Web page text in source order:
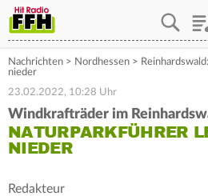
Nachrichten > Nordhessen >
nieder
23.02.2022, 10:28 Uhr
Windkrafträder im
NATURPARKFÜHRER
NIEDER
Redakteur